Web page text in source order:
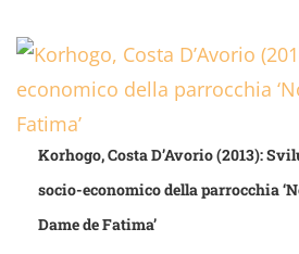
Korhogo, Costa D’Avorio (2013):
socio-economico della parrocchia
Dame de Fatima’